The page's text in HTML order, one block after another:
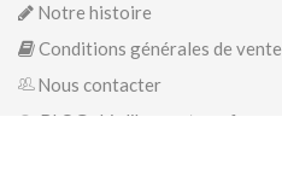
Notre histoire
Conditions générales de vente
Nous contacter
BLOG : biolibrepartage.fr